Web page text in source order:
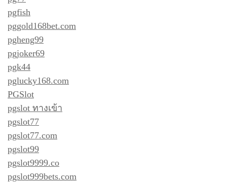
pgfish
pggold168bet.com
pgheng99
pgjoker69
pgk44
pglucky168.com
PGSlot
pgslot ทางเข้า
pgslot77
pgslot77.com
pgslot99
pgslot9999.co
pgslot999bets.com